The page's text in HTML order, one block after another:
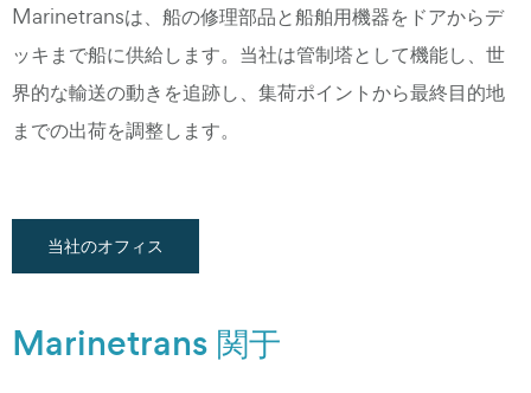
Marinetransは、船の修理部品と船舶用機器をドアからデ
ッキまで船に供給します。当社は管制塔として機能し、世
界的な輸送の動きを追跡し、集荷ポイントから最終目的地
までの出荷を調整します。
当社のオフィス
Marinetrans 関于